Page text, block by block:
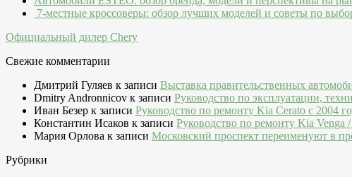
7-местные кроссоверы: обзор лучших моделей и советы по
Официальный дилер Chery
Свежие комментарии
Дмитрий Гуляев к записи Выставка правительственных
Dmitry Andronnicov к записи Руководство по эксплуатации,
Иван Безер к записи Руководство по ремонту Kia Cerato c 2004
Константин Исаков к записи Руководство по ремонту Kia Venga
Мария Орлова к записи Московский проспект переименуют в
Рубрики